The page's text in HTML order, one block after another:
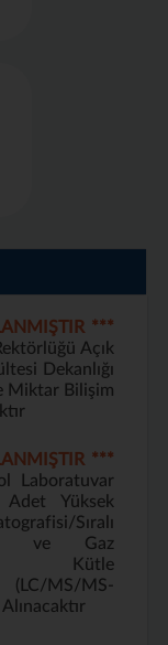
***
Açık
Dekanlığı
Miktar Bilişim
***
Laboratuvar
Yüksek
Sıralı
ve Gaz
Kütle
MS/MS-